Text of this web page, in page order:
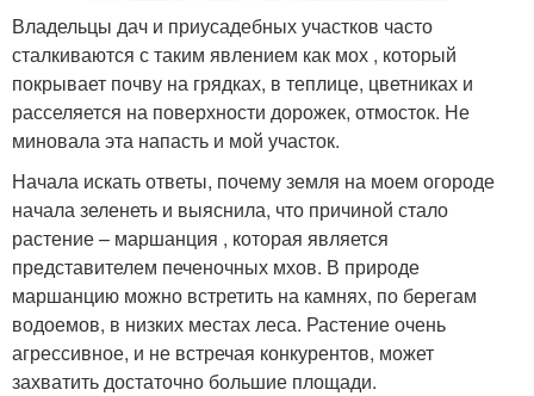
Владельцы дач и приусадебных участков часто
сталкиваются с таким явлением как мох , который
покрывает почву на грядках, в теплице, цветниках и
расселяется на поверхности дорожек, отмосток. Не
миновала эта напасть и мой участок.
Начала искать ответы, почему земля на моем огороде
начала зеленеть и выяснила, что причиной стало
растение – маршанция , которая является
представителем печеночных мхов. В природе
маршанцию можно встретить на камнях, по берегам
водоемов, в низких местах леса. Растение очень
агрессивное, и не встречая конкурентов, может
захватить достаточно большие площади.